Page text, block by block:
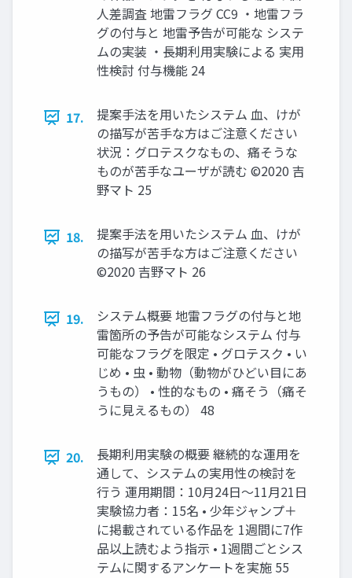
人差調査 地雷フラグ CC9 ・地雷フラ
グの付与と 地雷予告が可能な システ
ムの実装 ・長期利用実験による 実用
性検討 付与機能 24
17.
提案手法を用いたシステム 血、けが
の描写が苦手な方はご注意ください
状況：グロテスクなもの、痛そうな
ものが苦手なユーザが読む ©2020 吉
野マト 25
18.
提案手法を用いたシステム 血、けが
の描写が苦手な方はご注意ください
©2020 吉野マト 26
19.
システム概要 地雷フラグの付与と地
雷箇所の予告が可能なシステム 付与
可能なフラグを限定 • グロテスク • い
じめ • 虫 • 動物（動物がひどい目にあ
うもの） • 性的なもの • 痛そう（痛そ
うに見えるもの） 48
20.
長期利用実験の概要 継続的な運用を
通して、システムの実用性の検討を
行う 運用期間：10月24日～11月21日
実験協力者：15名 • 少年ジャンプ＋
に掲載されている作品を 1週間に7作
品以上読むよう指示 • 1週間ごとシス
テムに関するアンケートを実施 55